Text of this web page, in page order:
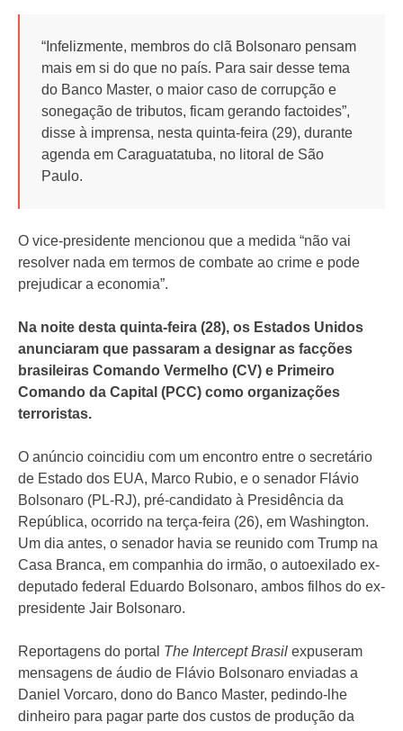
“Infelizmente, membros do clã Bolsonaro pensam
mais em si do que no país. Para sair desse tema
do Banco Master, o maior caso de corrupção e
sonegação de tributos, ficam gerando factoides”,
disse à imprensa, nesta quinta-feira (29), durante
agenda em Caraguatatuba, no litoral de São
Paulo.
O vice-presidente mencionou que a medida “não vai
resolver nada em termos de combate ao crime e pode
prejudicar a economia”.
Na noite desta quinta-feira (28), os Estados Unidos
anunciaram que passaram a designar as facções
brasileiras Comando Vermelho (CV) e Primeiro
Comando da Capital (PCC) como organizações
terroristas.
O anúncio coincidiu com um encontro entre o secretário
de Estado dos EUA, Marco Rubio, e o senador Flávio
Bolsonaro (PL-RJ), pré-candidato à Presidência da
República, ocorrido na terça-feira (26), em Washington.
Um dia antes, o senador havia se reunido com Trump na
Casa Branca, em companhia do irmão, o autoexilado ex-
deputado federal Eduardo Bolsonaro, ambos filhos do ex-
presidente Jair Bolsonaro.
Reportagens do portal The Intercept Brasil expuseram
mensagens de áudio de Flávio Bolsonaro enviadas a
Daniel Vorcaro, dono do Banco Master, pedindo-lhe
dinheiro para pagar parte dos custos de produção da